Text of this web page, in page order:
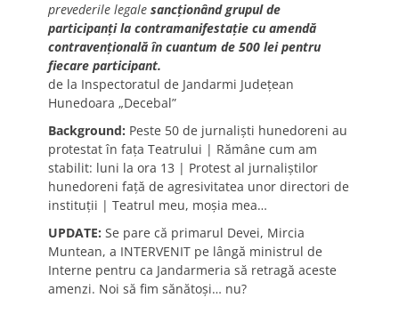
prevederile legale sancţionând grupul de
participanţi la contramanifestaţie cu amendă
contravenţională în cuantum de 500 lei pentru
fiecare participant.
de la Inspectoratul de Jandarmi Judeţean
Hunedoara „Decebal”
Background: Peste 50 de jurnalişti hunedoreni au
protestat în faţa Teatrului | Rămâne cum am
stabilit: luni la ora 13 | Protest al jurnaliştilor
hunedoreni faţă de agresivitatea unor directori de
instituţii | Teatrul meu, moşia mea…
UPDATE: Se pare că primarul Devei, Mircia
Muntean, a INTERVENIT pe lângă ministrul de
Interne pentru ca Jandarmeria să retragă aceste
amenzi. Noi să fim sănătoşi… nu?